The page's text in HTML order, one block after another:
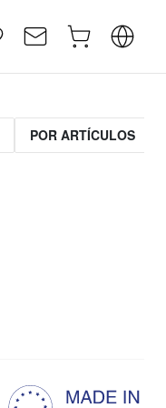
POR ARTÍCULOS